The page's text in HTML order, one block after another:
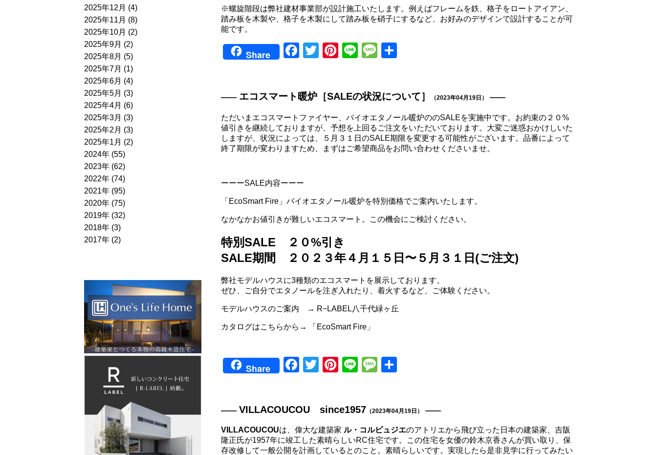
※螺旋階段は弊社建材事業部が設計施工いたします。例えばフレームを鉄、格子をロートアイアン、
踏み板を木製や、格子を木製にして踏み板を硝子にするなど、お好みのデザインで設計することが可
能です。
Share Facebook
TwitterPinterest
LineMessage
エコスマート暖炉［SALEの状況について］ （2023年04月19日）
ただいまエコスマートファイヤー、バイオエタノール暖炉ののSALEを実施中です。お約束の２０%
値引きを継続しておりますが、予想を上回るご注文をいただいております。大変ご迷惑おかけしいた
しますが、状況によっては、５月３１日のSALE期限を変更する可能性がございます。品番によって
終了期限が変わりますため、まずはご希望商品をお問い合わせくださいませ。
ーーーSALE内容ーーー
「EcoSmart Fire」バイオエタノール暖炉を特別価格でご案内いたします。
なかなかお値引きが難しいエコスマート。この機会にご検討ください。
特別SALE ２０%引き
SALE期間 ２０２３年４月１５日〜５月３１日(ご注文)
弊社モデルハウスに3種類のエコスマートを展示しております。
ぜひ、ご自分でエタノールを注ぎ入れたり、着火するなど、ご体験ください。
モデルハウスのご案内 → R−LABEL八千代緑ヶ丘
カタログはこちらから→ 「EcoSmart Fire」
Share Facebook
TwitterPinterest
LineMessage
VILLACOUCOU since1957 （2023年04月19日）
VILLACOUCOUは、偉大な建築家 ル・コルビュジエのアトリエから飛び立った日本の建築家、吉阪
隆正氏が1957年に竣工した素晴らしいRC住宅です。この住宅を女優の鈴木京香さんが買い取り、保
存改修して一般公開を計画しているとのこと。素晴らしいです。実現したら是非見学に行ってみたい
2025年12月 (4)
2025年11月 (8)
2025年10月 (2)
2025年9月 (2)
2025年8月 (5)
2025年7月 (1)
2025年6月 (4)
2025年5月 (3)
2025年4月 (6)
2025年3月 (3)
2025年2月 (3)
2025年1月 (2)
2024年 (55)
2023年 (62)
2022年 (74)
2021年 (95)
2020年 (75)
2019年 (32)
2018年 (3)
2017年 (2)